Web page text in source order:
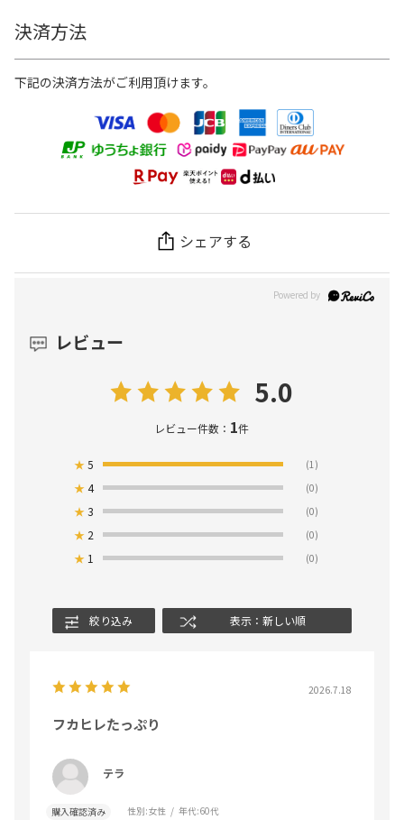
決済方法
下記の決済方法がご利用頂けます。
シェアする
レビュー
5.0
レビュー件数： 1件
★5 (1)
★4 (0)
★3 (0)
★ 2 (0)
★ 1 (0)
絞り込み 表示：新しい順
2026.7.18
フカヒレたっぷり
テラ
購入確認済み 性別:女性 年代:60代